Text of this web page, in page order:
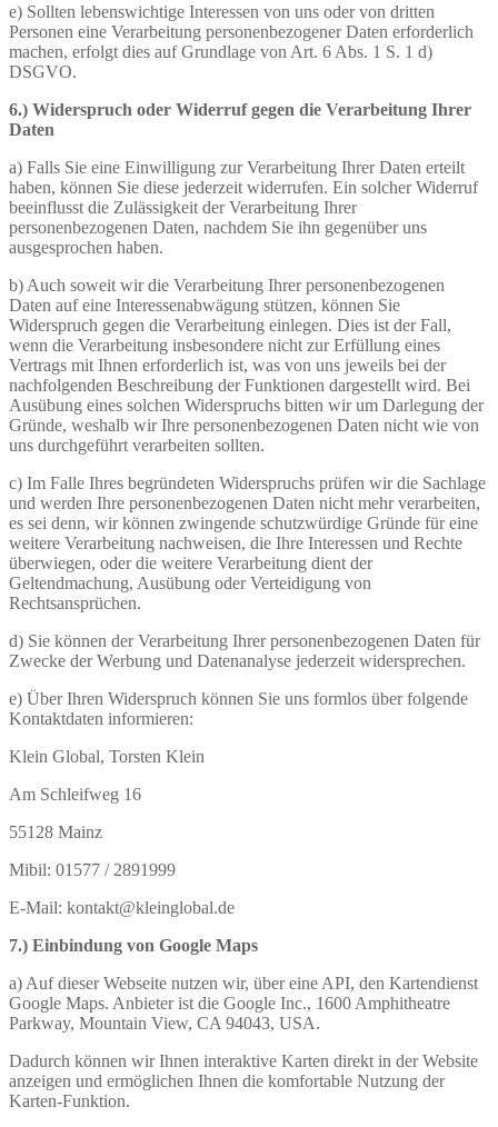
e) Sollten lebenswichtige Interessen von uns oder von dritten
Personen eine Verarbeitung personenbezogener Daten erforderlich
machen, erfolgt dies auf Grundlage von Art. 6 Abs. 1 S. 1 d)
DSGVO.
6.) Widerspruch oder Widerruf gegen die Verarbeitung Ihrer
Daten
a) Falls Sie eine Einwilligung zur Verarbeitung Ihrer Daten erteilt
haben, können Sie diese jederzeit widerrufen. Ein solcher Widerruf
beeinflusst die Zulässigkeit der Verarbeitung Ihrer
personenbezogenen Daten, nachdem Sie ihn gegenüber uns
ausgesprochen haben.
b) Auch soweit wir die Verarbeitung Ihrer personenbezogenen
Daten auf eine Interessenabwägung stützen, können Sie
Widerspruch gegen die Verarbeitung einlegen. Dies ist der Fall,
wenn die Verarbeitung insbesondere nicht zur Erfüllung eines
Vertrags mit Ihnen erforderlich ist, was von uns jeweils bei der
nachfolgenden Beschreibung der Funktionen dargestellt wird. Bei
Ausübung eines solchen Widerspruchs bitten wir um Darlegung der
Gründe, weshalb wir Ihre personenbezogenen Daten nicht wie von
uns durchgeführt verarbeiten sollten.
c) Im Falle Ihres begründeten Widerspruchs prüfen wir die Sachlage
und werden Ihre personenbezogenen Daten nicht mehr verarbeiten,
es sei denn, wir können zwingende schutzwürdige Gründe für eine
weitere Verarbeitung nachweisen, die Ihre Interessen und Rechte
überwiegen, oder die weitere Verarbeitung dient der
Geltendmachung, Ausübung oder Verteidigung von
Rechtsansprüchen.
d) Sie können der Verarbeitung Ihrer personenbezogenen Daten für
Zwecke der Werbung und Datenanalyse jederzeit widersprechen.
e) Über Ihren Widerspruch können Sie uns formlos über folgende
Kontaktdaten informieren:
Klein Global, Torsten Klein
Am Schleifweg 16
55128 Mainz
Mibil: 01577 / 2891999
E-Mail: kontakt@kleinglobal.de
7.) Einbindung von Google Maps
a) Auf dieser Webseite nutzen wir, über eine API, den Kartendienst
Google Maps. Anbieter ist die Google Inc., 1600 Amphitheatre
Parkway, Mountain View, CA 94043, USA.
Dadurch können wir Ihnen interaktive Karten direkt in der Website
anzeigen und ermöglichen Ihnen die komfortable Nutzung der
Karten-Funktion.